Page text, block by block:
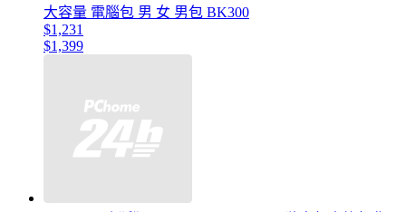
大容量 電腦包 男 女 男包 BK300
$1,231
$1,399